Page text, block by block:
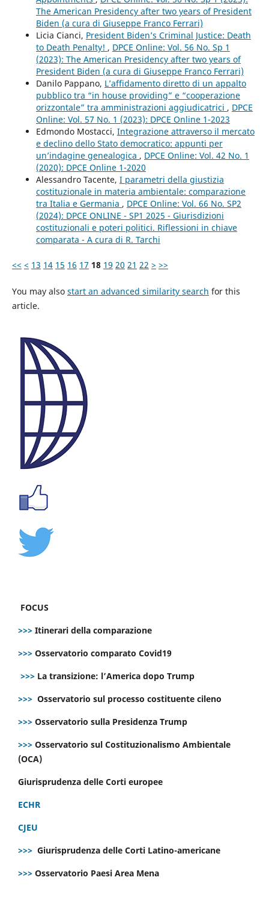
The American Presidency after two years of President
Biden (a cura di Giuseppe Franco Ferrari)
Licia Cianci, President Biden’s Criminal Justice: Death
to Death Penalty! , DPCE Online: Vol. 56 No. Sp 1
(2023): The American Presidency after two years of
President Biden (a cura di Giuseppe Franco Ferrari)
Danilo Pappano, L’affidamento diretto di un appalto
pubblico tra “in house providing” e “cooperazione
orizzontale” tra amministrazioni aggiudicatrici , DPCE
Online: Vol. 57 No. 1 (2023): DPCE Online 1-2023
Edmondo Mostacci, Integrazione attraverso il mercato
e declino dello Stato democratico: appunti per
un’indagine genealogica , DPCE Online: Vol. 42 No. 1
(2020): DPCE Online 1-2020
Alessandro Tacente, I parametri della giustizia
costituzionale in materia ambientale: comparazione
tra Italia e Germania , DPCE Online: Vol. 66 No. SP2
(2024): DPCE ONLINE - SP1 2025 - Giurisdizioni
costituzionali e poteri politici. Riflessioni in chiave
comparata - A cura di R. Tarchi
<< < 13 14 15 16 17 18 19 20 21 22 > >>
You may also start an advanced similarity search for this
article.
FOCUS
>>> Itinerari della comparazione
>>> Osservatorio comparato Covid19
>>> La transizione: l’America dopo Trump
>>> Osservatorio sul processo costituente cileno
>>> Osservatorio sulla Presidenza Trump
>>> Osservatorio sul Costituzionalismo Ambientale
(OCA)
Giurisprudenza delle Corti europee
ECHR
CJEU
>>> Giurisprudenza delle Corti Latino-americane
>>> Osservatorio Paesi Area Mena